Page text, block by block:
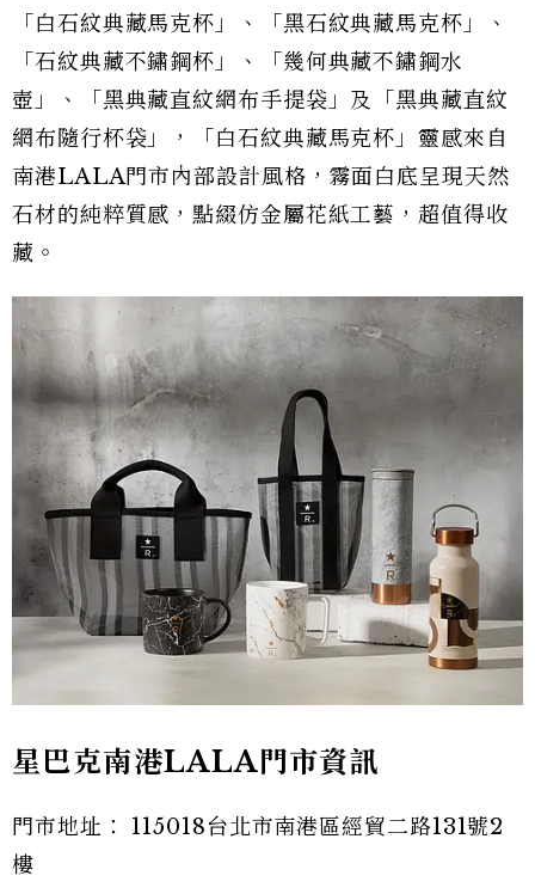
「白石紋典藏馬克杯」、「黑石紋典藏馬克杯」、
「石紋典藏不鏽鋼杯」、「幾何典藏不鏽鋼水
壺」、「黑典藏直紋網布手提袋」及「黑典藏直紋
網布隨行杯袋」，「白石紋典藏馬克杯」靈感來自
南港LALA門市內部設計風格，霧面白底呈現天然
石材的純粹質感，點綴仿金屬花紙工藝，超值得收
藏。
星巴克南港LALA門市資訊
門市地址： 115018台北市南港區經貿二路131號2
樓